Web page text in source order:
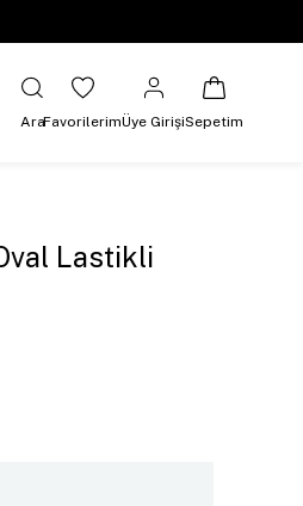
AraFavorilerimÜye GirişiSepetim
Lastikli